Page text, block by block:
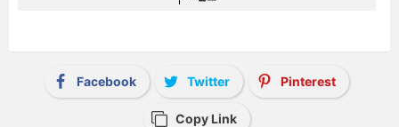
Facebook Twitter Pinterest
Copy Link